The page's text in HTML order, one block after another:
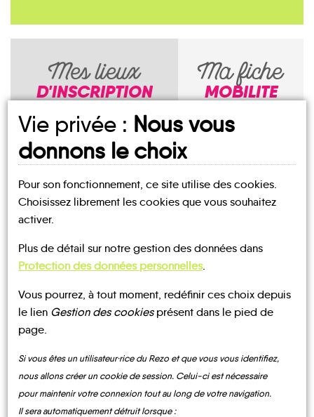
Mes lieux
D'INSCRIPTION
NOTRE PAGE
D'INSCRIPTION
Ma fiche
MOBILITE
Auxerre
UN AVIS, UN TÉMOIGNAGE
À PARTAGER ?
Vie privée : Nous vous
donnons le choix
Pour son fonctionnement, ce site utilise des cookies.
Choisissez librement les cookies que vous souhaitez
activer.
Plus de détail sur notre gestion des données dans
Protection des données personnelles.
Vous pourrez, à tout moment, redéfinir ces choix depuis
le lien Gestion des cookiesprésent dans le pied de
page.
Si vous êtes un utilisateur·rice du Rezo et que vous vous identifiez,
nous allons créer un cookie de session. Celui-ci est nécessaire
pour maintenir votre connexion tout au long de votre navigation.
Il sera automatiquement détruit lorsque :